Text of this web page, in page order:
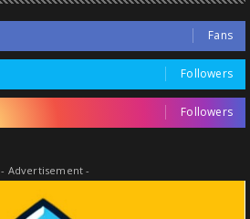
Fans
Followers
Followers
- Advertisement -